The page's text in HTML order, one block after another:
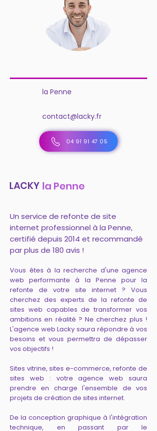
la Penne
contact@lacky.fr
04 91 91 47 05
LACKY la Penne
Un service de refonte de site
internet professionnel à la Penne,
certifié depuis 2014 et recommandé
par plus de 180 avis !
Vous êtes à la recherche d'une agence
web performante à la Penne pour la
refonte de votre site internet ? Vous
cherchez des experts de la refonte de
sites web capables de transformer vos
ambitions en réalité ? Ne cherchez plus !
L'agence web Lacky saura répondre à vos
besoins et vous permettra de dépasser
vos objectifs !
Sites vitrine, sites e-commerce, refonte de
sites web : votre agence web saura
prendre en charge l'ensemble de vos
projets de création de sites internet.
De la conception graphique à l'intégration
technique, en passant par le